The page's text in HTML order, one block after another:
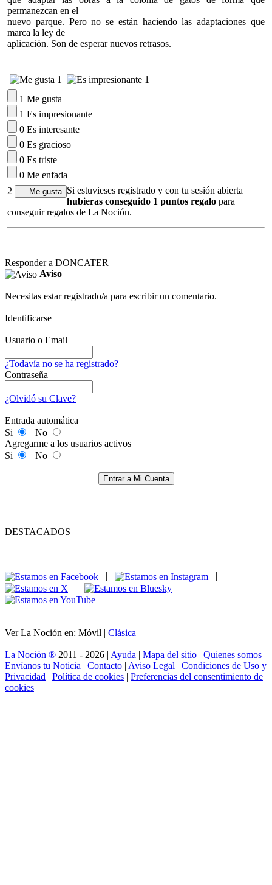
permanezcan en el
nuevo parque. Pero no se están haciendo las adaptaciones que
marca la ley de
aplicación. Son de esperar nuevos retrasos.
1
1
1 Me gusta
1 Es impresionante
0 Es interesante
0 Es gracioso
0 Es triste
0 Me enfada
2
Si estuvieses registrado y con tu sesión abierta
hubieras conseguido 1 puntos regalo para
conseguir regalos de La Noción.
Responder a DONCATER
Aviso
Necesitas estar registrado/a para escribir un comentario.
Identificarse
Usuario o Email
¿Todavía no se ha registrado?
Contraseña
¿Olvidó su Clave?
Entrada automática
Si
No
Agregarme a los usuarios activos
Si
No
Entrar a Mi Cuenta
DESTACADOS
|
|
Ver La Noción en: Móvil | Clásica
La Noción ® 2011 - 2026 | Ayuda | Mapa del sitio | Quienes somos |
Envíanos tu Noticia | Contacto | Aviso Legal | Condiciones de Uso y
Privacidad | Política de cookies | Preferencias del consentimiento de
cookies